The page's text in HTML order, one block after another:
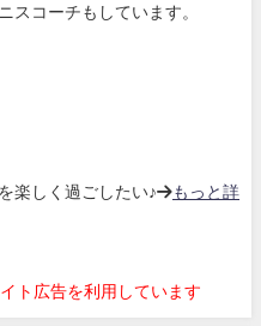
スコーチもしています。
楽しく過ごしたい♪→もっと詳
ト広告を利用しています